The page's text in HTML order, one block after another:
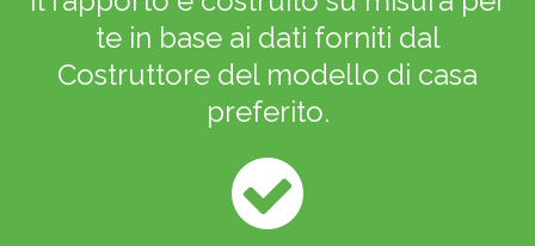
te in base ai dati forniti dal
Costruttore del modello di casa
preferito.